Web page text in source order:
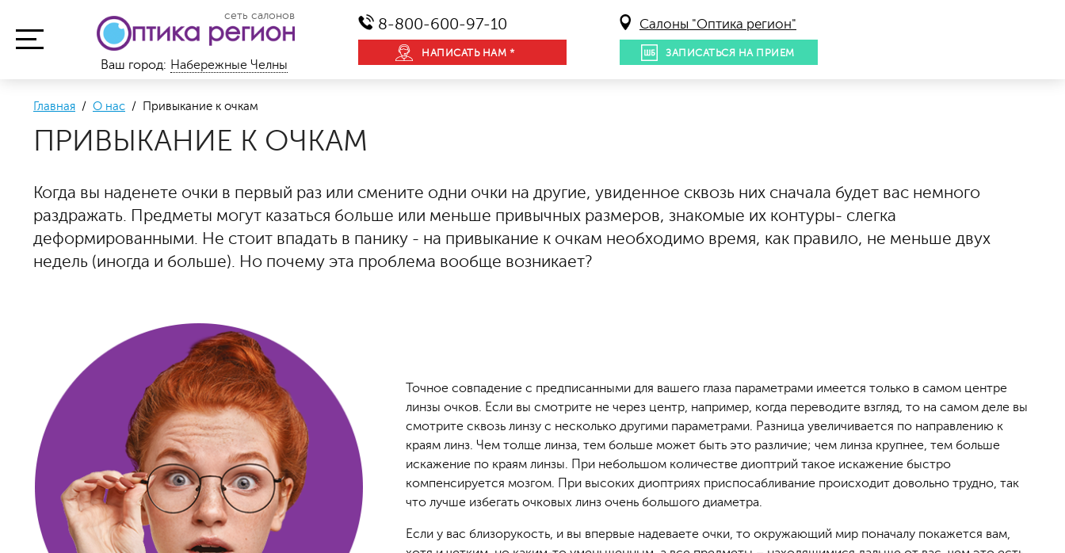
сеть салонов 8-800-600-97-10
НАПИСАТЬ НАМ *
Салоны "Оптика регион"
ЗАПИСАТЬСЯ НА ПРИЕМ
Ваш город: Набережные Челны
Главная / О нас / Привыкание к очкам
ПРИВЫКАНИЕ К ОЧКАМ
Когда вы наденете очки в первый раз или смените одни очки на другие, увиденное сквозь них сначала будет вас немного
раздражать. Предметы могут казаться больше или меньше привычных размеров, знакомые их контуры- слегка
деформированными. Не стоит впадать в панику - на привыкание к очкам необходимо время, как правило, не меньше двух
недель (иногда и больше). Но почему эта проблема вообще возникает?
Точное совпадение с предписанными для вашего глаза параметрами имеется только в самом центре
линзы очков. Если вы смотрите не через центр, например, когда переводите взгляд, то на самом деле вы
смотрите сквозь линзу с несколько другими параметрами. Разница увеличивается по направлению к
краям линз. Чем толще линза, тем больше может быть это различие; чем линза крупнее, тем больше
искажение по краям линзы. При небольшом количестве диоптрий такое искажение быстро
компенсируется мозгом. При высоких диоптриях приспосабливание происходит довольно трудно, так
что лучше избегать очковых линз очень большого диаметра.
Если у вас близорукость, и вы впервые надеваете очки, то окружающий мир поначалу покажется вам,